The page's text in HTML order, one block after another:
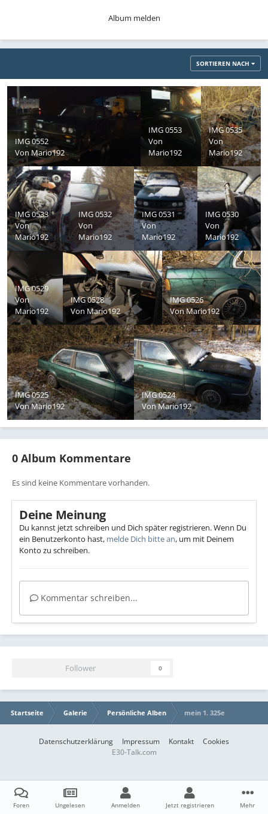
Album melden
SORTIEREN NACH
IMG 0552
VonMario192
IMG 0553
Von
Mario192
IMG 0535
Von
Mario192
IMG 0533
Von
Mario192
IMG 0532
Von
Mario192
IMG 0531
Von
Mario192
IMG 0530
Von
Mario192
IMG 0529
Von
Mario192
IMG 0528
Von Mario192
IMG 0526
VonMario192
IMG 0525
VonMario192
IMG 0524
VonMario192
0 Album Kommentare
Es sind keine Kommentare vorhanden.
Deine Meinung
Du kannst jetzt schreiben und Dich später registrieren. Wenn Du
ein Benutzerkonto hast, melde Dich bitte an, um mit Deinem
Konto zu schreiben.
Kommentar schreiben...
Follower 0
Startseite Galerie Persönliche Alben mein 1. 325e
Datenschutzerklärung Impressum Kontakt
Cookies
E30-Talk.com
Foren Ungelesen Anmelden Jetzt registrieren Mehr